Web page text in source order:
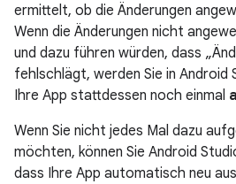
ermittelt, ob die Änderungen
Wenn die Änderungen nicht
und dazu führen würden, dass
fehlschlägt, werden Sie in
Ihre App stattdessen noch einmal
Wenn Sie nicht jedes Mal dazu
möchten, können Sie Android
dass Ihre App automatisch neu